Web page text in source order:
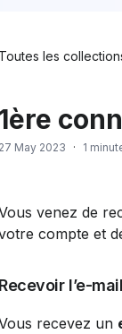
Toutes les
1ère
27 May 2023 · 1
venez de
compte et
Recevoir l’e-
recevez un